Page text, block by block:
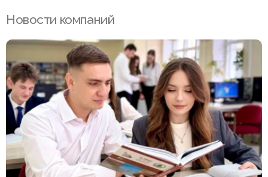
Новости компаний